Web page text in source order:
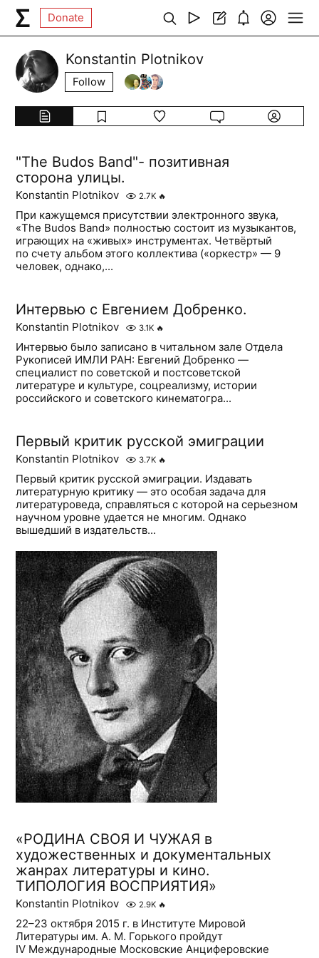
Donate
Konstantin Plotnikov
Follow
"The Budos Band"- позитивная
сторона улицы.
Konstantin Plotnikov 2.7K 🔥
При кажущемся присутствии электронного звука,
«The Budos Band» полностью состоит из музыкантов,
играющих на «живых» инструментах. Четвёртый
по счету альбом этого коллектива («оркестр» — 9
человек, однако,...
Интервью с Евгением Добренко.
Konstantin Plotnikov 3.1K 🔥
Интервью было записано в читальном зале Отдела
Рукописей ИМЛИ РАН: Евгений Добренко —
специалист по советской и постсоветской
литературе и культуре, соцреализму, истории
российского и советского кинематогра...
Первый критик русской эмиграции
Konstantin Plotnikov 3.7K 🔥
Первый критик русской эмиграции. Издавать
литературную критику — это особая задача для
литературоведа, справляться с которой на серьезном
научном уровне удается не многим. Однако
вышедший в издательств...
«РОДИНА СВОЯ И ЧУЖАЯ в
художественных и документальных
жанрах литературы и кино.
ТИПОЛОГИЯ ВОСПРИЯТИЯ»
Konstantin Plotnikov 2.9K 🔥
22–23 октября 2015 г. в Институте Мировой
Литературы им. А. М. Горького пройдут
IV Международные Московские Анциферовские